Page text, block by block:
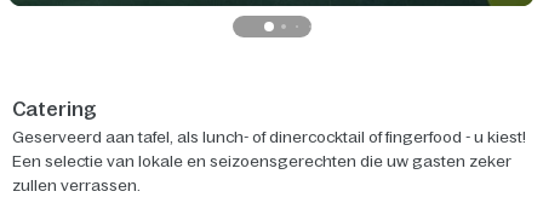
Catering
Geserveerd aan tafel, als lunch- of dinercocktail of fingerfood - u kiest!
Een selectie van lokale en seizoensgerechten die uw gasten zeker
zullen verrassen.